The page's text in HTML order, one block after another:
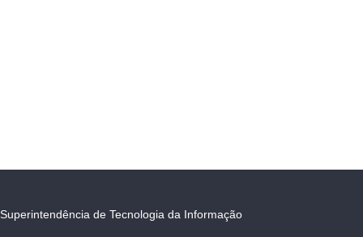
Superintendência de Tecnologia da Informação